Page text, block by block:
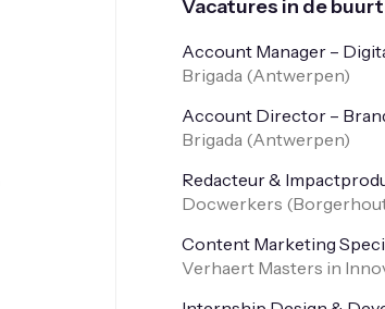
Vacatures in de
Account Manager –
Brigada (Antwerpen)
Account Director –
Brigada (Antwerpen)
Redacteur &
Docwerkers (
Content Marketing
Verhaert Masters in